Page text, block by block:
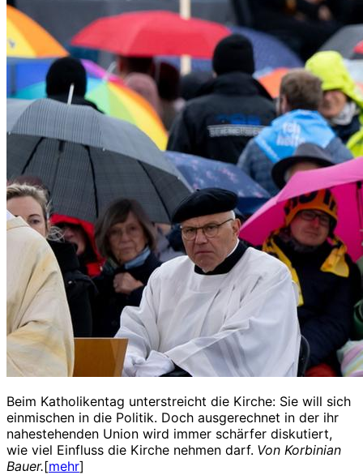
Beim Katholikentag unterstreicht die Kirche: Sie will sich
einmischen in die Politik. Doch ausgerechnet in der ihr
nahestehenden Union wird immer schärfer diskutiert,
wie viel Einfluss die Kirche nehmen darf. Von Korbinian
Bauer.[mehr]